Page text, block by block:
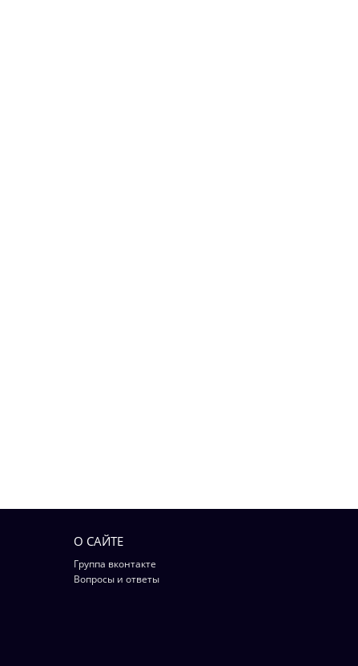
О САЙТЕ
Группа вконтакте
Вопросы и ответы